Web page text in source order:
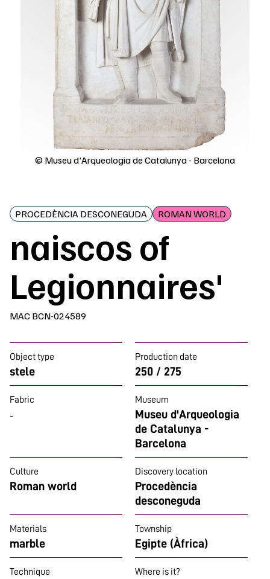
© Museu d'Arqueologia de Catalunya - Barcelona
PROCEDÈNCIA DESCONEGUDA ROMAN WORLD
naiscos of
Legionnaires'
MAC BCN-024589
Object type
stele
Production date
250 / 275
Fabric
-
Museum
Museu d'Arqueologia
de Catalunya -
Barcelona
Culture
Roman world
Discovery location
Procedència
desconeguda
Materials
marble
Township
Egipte (Àfrica)
Technique Where is it?